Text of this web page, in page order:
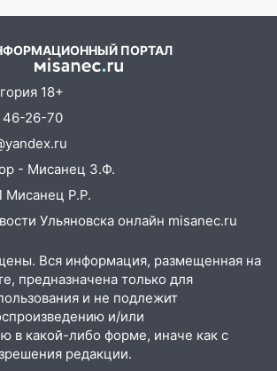
ульяновские спасатели
человек
Димитровграда поверил в
дочери» и лишился более 3
закончилось кражей:
себе деньги с карты
водителей
«подарить жене машину»,
мошенникам 530
и почти 5 млн рублей:
ПОРТАЛ
18+
46-26-70
- Мисанец З.Ф.
Мисанец Р.Р.
Ульяновска онлайн misanec.ru
Вся информация, размещенная на
предназначена только для
и не подлежит
и/или
в какой-либо форме, иначе как с
редакции.